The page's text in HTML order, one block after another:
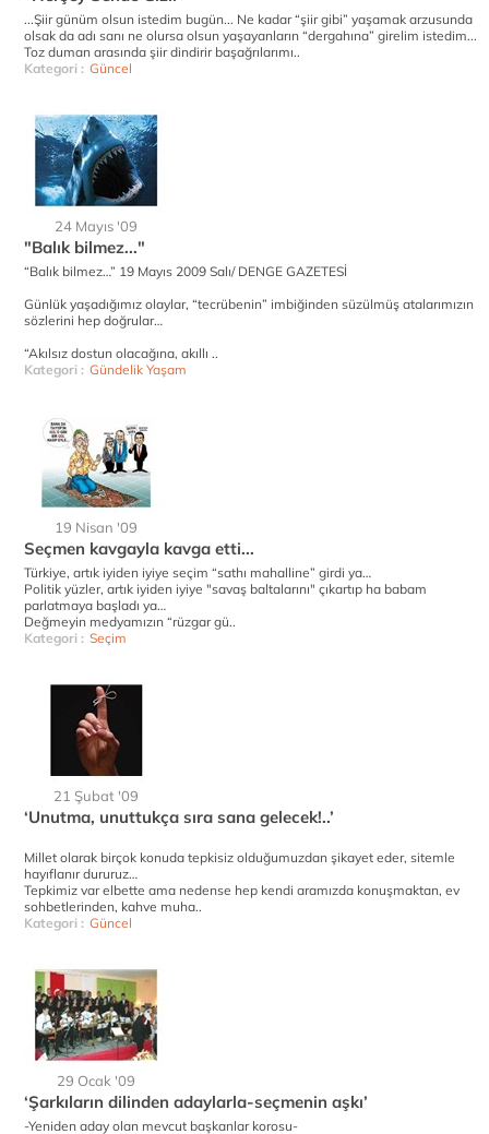
...Şiir günüm olsun istedim bugün... Ne kadar “şiir gibi” yaşamak arzusunda
olsak da adı sanı ne olursa olsun yaşayanların “dergahına” girelim istedim...
Toz duman arasında şiir dindirir başağrılarımı..
Kategori : Güncel
24 Mayıs '09
"Balık bilmez..."
“Balık bilmez…” 19 Mayıs 2009 Salı/ DENGE GAZETESİ
Günlük yaşadığımız olaylar, “tecrübenin” imbiğinden süzülmüş atalarımızın
sözlerini hep doğrular…
“Akılsız dostun olacağına, akıllı ..
Kategori : Gündelik Yaşam
19 Nisan '09
Seçmen kavgayla kavga etti...
Türkiye, artık iyiden iyiye seçim “sathı mahalline” girdi ya…
Politik yüzler, artık iyiden iyiye "savaş baltalarını" çıkartıp ha babam
parlatmaya başladı ya…
Değmeyin medyamızın “rüzgar gü..
Kategori : Seçim
21 Şubat '09
‘Unutma, unuttukça sıra sana gelecek!..’
Millet olarak birçok konuda tepkisiz olduğumuzdan şikayet eder, sitemle
hayıflanır dururuz…
Tepkimiz var elbette ama nedense hep kendi aramızda konuşmaktan, ev
sohbetlerinden, kahve muha..
Kategori : Güncel
29 Ocak '09
‘Şarkıların dilinden adaylarla-seçmenin aşkı’
-Yeniden aday olan mevcut başkanlar korosu-